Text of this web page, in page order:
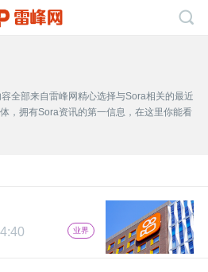
全部来自雷峰网精心选择与Sora相关的最近
，拥有Sora资讯的第一信息，在这里你能看
业界